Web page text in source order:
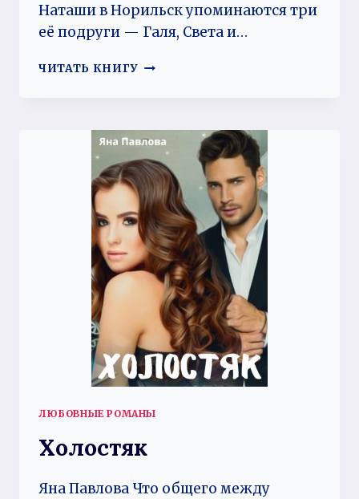
Наташи в Норильск упоминаются три
её подруги — Галя, Света и…
ЧИТАТЬ КНИГУ ТАЕЖНО-
ЛЮБОВНЫЕ РОМАНЫ
Холостяк
Яна Павлова Что общего между